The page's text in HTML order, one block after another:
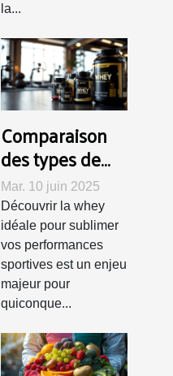
la...
Comparaison
des types de
whey pour
optimiser votre
entraînement
Mar. 10 juin 2025
Découvrir la whey
idéale pour sublimer
vos performances
sportives est un enjeu
majeur pour
quiconque...